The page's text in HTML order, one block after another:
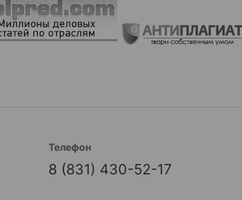
Телефон
8 (831) 430-52-17